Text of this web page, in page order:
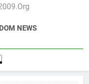
NEWS